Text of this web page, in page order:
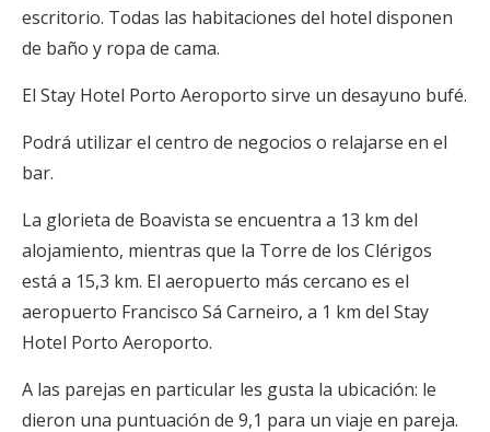
escritorio. Todas las habitaciones del hotel disponen
de baño y ropa de cama.
El Stay Hotel Porto Aeroporto sirve un desayuno bufé.
Podrá utilizar el centro de negocios o relajarse en el
bar.
La glorieta de Boavista se encuentra a 13 km del
alojamiento, mientras que la Torre de los Clérigos
está a 15,3 km. El aeropuerto más cercano es el
aeropuerto Francisco Sá Carneiro, a 1 km del Stay
Hotel Porto Aeroporto.
A las parejas en particular les gusta la ubicación: le
dieron una puntuación de 9,1 para un viaje en pareja.